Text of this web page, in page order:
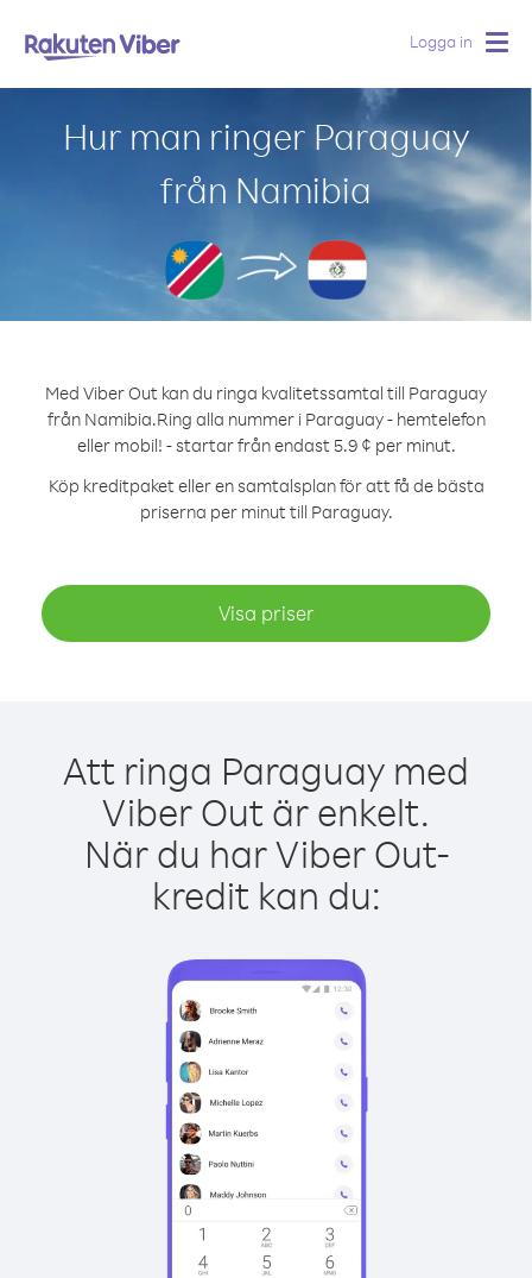
Logga in
Hur man ringer Paraguay
från Namibia
Med Viber Out kan du ringa kvalitetssamtal till Paraguay
från Namibia.Ring alla nummer i Paraguay - hemtelefon
eller mobil! - startar från endast 5.9 ¢ per minut.
Köp kreditpaket eller en samtalsplan för att få de bästa
priserna per minut till Paraguay.
Visa priser
Att ringa Paraguay med
Viber Out är enkelt.
När du har Viber Out-
kredit kan du: